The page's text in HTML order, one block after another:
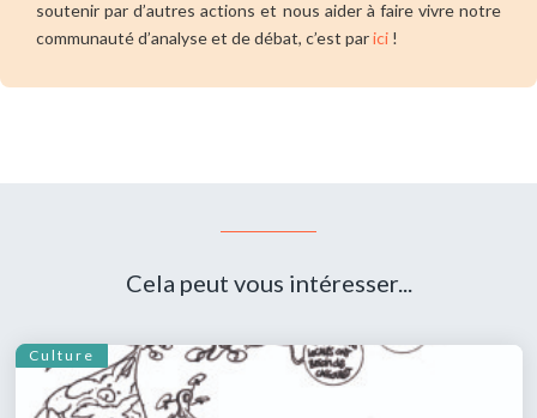
soutenir par d’autres actions et nous aider à faire vivre notre
communauté d’analyse et de débat, c’est parici !
Cela peut vous intéresser...
Culture